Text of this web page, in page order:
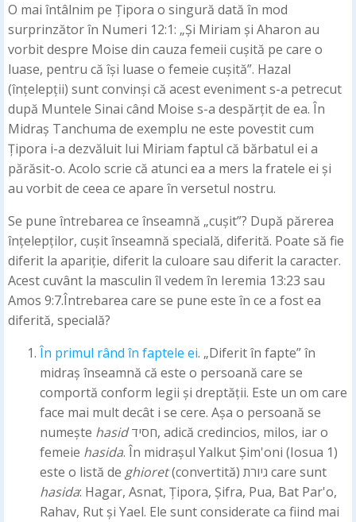
O mai întâlnim pe Țipora o singură dată în mod
surprinzător în Numeri 12:1: „Și Miriam și Aharon au
vorbit despre Moise din cauza femeii cușită pe care o
luase, pentru că își luase o femeie cușită”. Hazal
(înțelepții) sunt convinși că acest eveniment s-a petrecut
după Muntele Sinai când Moise s-a despărțit de ea. În
Midraș Tanchuma de exemplu ne este povestit cum
Țipora i-a dezvăluit lui Miriam faptul că bărbatul ei a
părăsit-o. Acolo scrie că atunci ea a mers la fratele ei și
au vorbit de ceea ce apare în versetul nostru.
Se pune întrebarea ce înseamnă „cușit”? După părerea
înțelepților, cușit înseamnă specială, diferită. Poate să fie
diferit la apariție, diferit la culoare sau diferit la caracter.
Acest cuvânt la masculin îl vedem în Ieremia 13:23 sau
Amos 9:7.Întrebarea care se pune este în ce a fost ea
diferită, specială?
În primul rând în faptele ei. „Diferit în fapte” în
midraș înseamnă că este o persoană care se
comportă conform legii și dreptății. Este un om care
face mai mult decât i se cere. Așa o persoană se
numește hasidחסיד, adică credincios, milos, iar o
femeie hasida. În midrașul Yalkut Șim'oni (Iosua 1)
este o listă de ghioret
(convertită) גיורת care sunt
hasida: Hagar, Asnat, Țipora, Șifra, Pua, Bat Par'o,
Rahav, Rut și Yael. Ele sunt considerate ca fiind mai